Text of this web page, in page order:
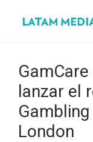
lanzar el
London